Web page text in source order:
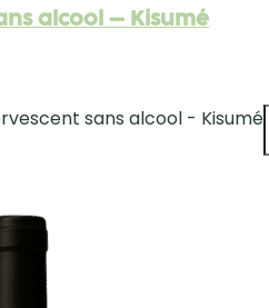
alcool – Kisumé
sans alcool - Kisumé